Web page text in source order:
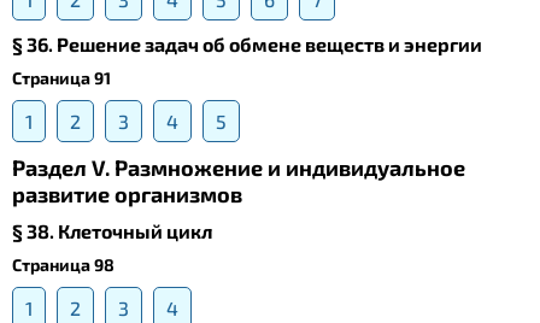
§ 36. Решение задач об обмене веществ и энергии
Страница 91
1 2 3 4 5
Раздел V. Размножение и индивидуальное
развитие организмов
§ 38. Клеточный цикл
Страница 98
1 2 3
4